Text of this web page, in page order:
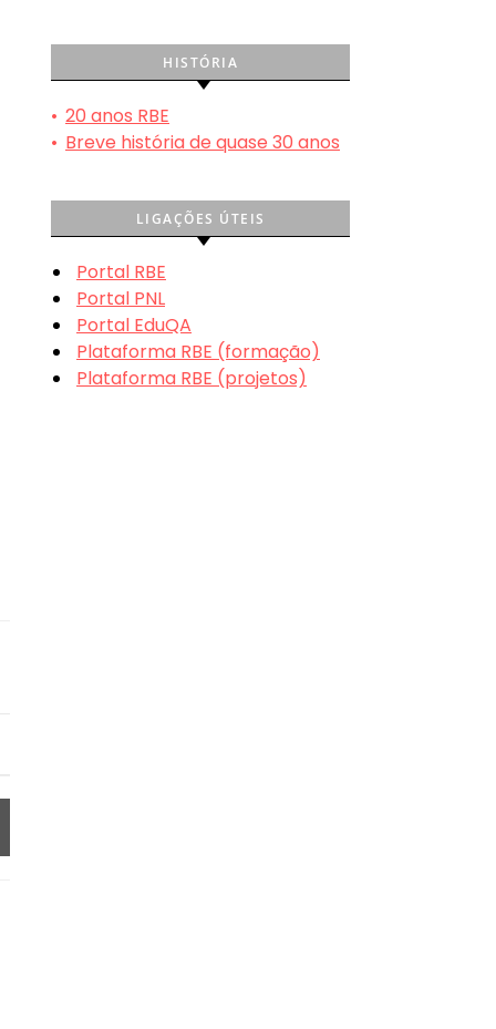
HISTÓRIA
• 20 anos RBE
• Breve história de quase 30 anos
LIGAÇÕES ÚTEIS
Portal RBE
Portal PNL
Portal EduQA
Plataforma RBE (formação)
Plataforma RBE (projetos)